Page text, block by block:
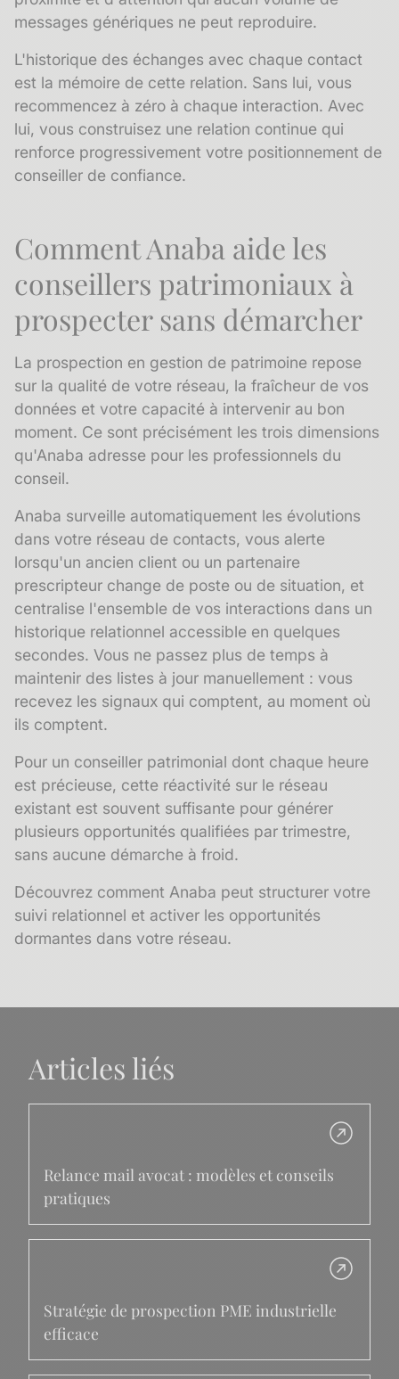
messages génériques ne peut reproduire.
L'historique des échanges avec chaque contact
est la mémoire de cette relation. Sans lui, vous
recommencez à zéro à chaque interaction. Avec
lui, vous construisez une relation continue qui
renforce progressivement votre positionnement de
conseiller de confiance.
Comment Anaba aide les
conseillers patrimoniaux à
prospecter sans démarcher
La prospection en gestion de patrimoine repose
sur la qualité de votre réseau, la fraîcheur de vos
données et votre capacité à intervenir au bon
moment. Ce sont précisément les trois dimensions
qu'Anaba adresse pour les professionnels du
conseil.
Anaba surveille automatiquement les évolutions
dans votre réseau de contacts, vous alerte
lorsqu'un ancien client ou un partenaire
prescripteur change de poste ou de situation, et
centralise l'ensemble de vos interactions dans un
historique relationnel accessible en quelques
secondes. Vous ne passez plus de temps à
maintenir des listes à jour manuellement : vous
recevez les signaux qui comptent, au moment où
ils comptent.
Pour un conseiller patrimonial dont chaque heure
est précieuse, cette réactivité sur le réseau
existant est souvent suffisante pour générer
plusieurs opportunités qualifiées par trimestre,
sans aucune démarche à froid.
Découvrez comment Anaba peut structurer votre
suivi relationnel et activer les opportunités
dormantes dans votre réseau.
Articles liés
Relance mail avocat : modèles et conseils
pratiques
Stratégie de prospection PME industrielle
efficace